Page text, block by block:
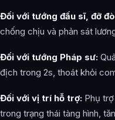
Đối với tướng đấu sĩ, đỡ
chống chịu và phản sát
Đối với tướng Pháp sư:
địch trong 2s, thoát khỏi
Đối với vị trí hỗ trợ: Phụ
trong trạng thái tàng hình,